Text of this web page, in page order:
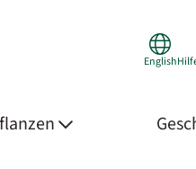
English